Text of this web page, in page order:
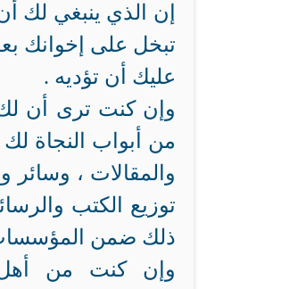
إن الذي ينبغي لك
تبخل على إخوانك
عليك أن تؤديه .
وإن كنت ترى أن لك
من أبواب النجاة
والمقالات ،
توزيع الكتب
ذلك ضمن المؤسسات
وإن كنت من أهل